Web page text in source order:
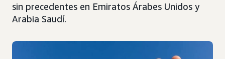
sin precedentes en Emiratos Árabes Unidos y
Arabia Saudí.